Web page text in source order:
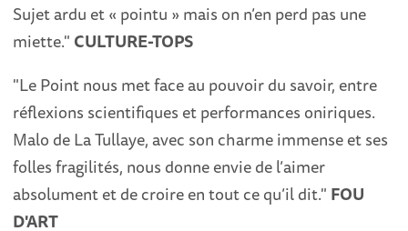
Sujet ardu et « pointu » mais on n’en perd pas une
miette." CULTURE-TOPS
"Le Point nous met face au pouvoir du savoir, entre
réflexions scientifiques et performances oniriques.
Malo de La Tullaye, avec son charme immense et ses
folles fragilités, nous donne envie de l’aimer
absolument et de croire en tout ce qu’il dit." FOU
D'ART